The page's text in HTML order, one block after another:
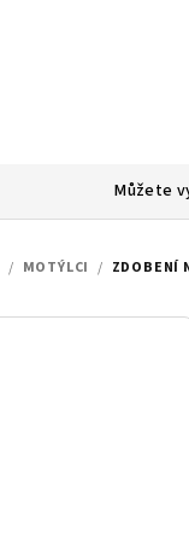
Můžete
/ MOTÝLCI / ZDOBENÍ